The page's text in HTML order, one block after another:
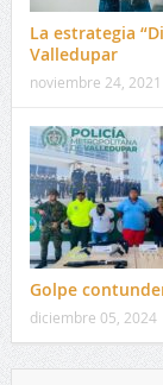
La estrategia
Valledupar
noviembre 24, 2021
Golpe
diciembre 05, 2024